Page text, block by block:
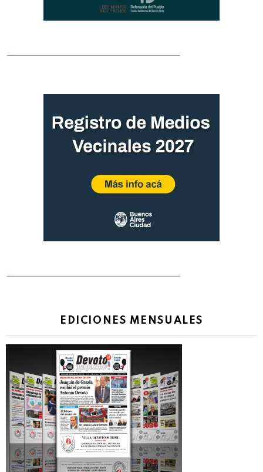
EDICIONES MENSUALES